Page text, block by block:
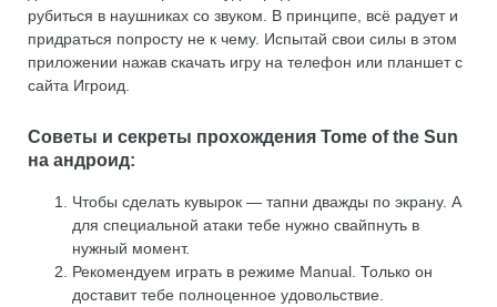
рубиться в наушниках со звуком. В принципе, всё радует и
придраться попросту не к чему. Испытай свои силы в этом
приложении нажав скачать игру на телефон или планшет с
сайта Игроид.
Советы и секреты прохождения Tome of the Sun
на андроид:
Чтобы сделать кувырок — тапни дважды по экрану. А
для специальной атаки тебе нужно свайпнуть в
нужный момент.
Рекомендуем играть в режиме Manual. Только он
доставит тебе полноценное удовольствие.